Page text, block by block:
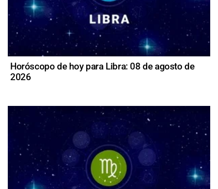
Horóscopo de hoy para Libra: 08 de agosto de
2026